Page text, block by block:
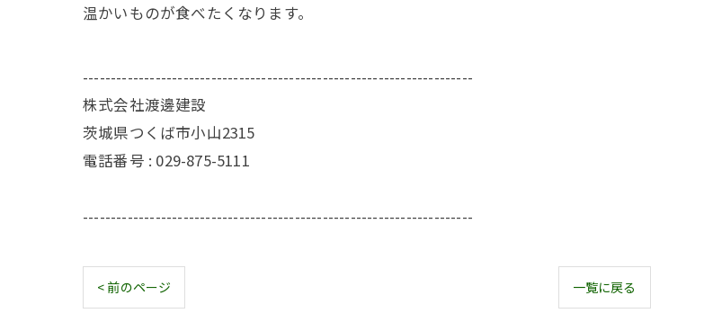
温かいものが食べたくなります。
----------------------------------------------------------------------
株式会社渡邊建設
茨城県つくば市小山2315
電話番号 : 029-875-5111
----------------------------------------------------------------------
< 前のページ 一覧に戻る